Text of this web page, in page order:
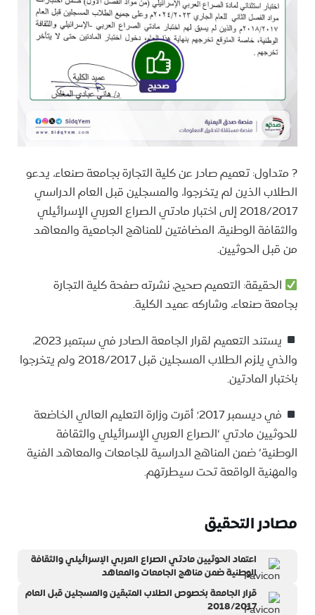
? متداول: تعميم صادر عن كلية التجارة بجامعة صنعاء، يدعو
الطلاب الذين لم يتخرجوا، والمسجلين قبل العام الدراسي
2018/2017 إلى اختبار مادتي الصراع العربي الإسرائيلي
والثقافة الوطنية، المضافتين للمناهج الجامعية والمعاهد
من قبل الحوثيين.
الحقيقة: التعميم صحيح، نشرته صفحة كلية التجارة
بجامعة صنعاء، وشاركه عميد الكلية.
يستند التعميم لقرار الجامعة الصادر في سبتمبر 2023،
والذي يلزم الطلاب المسجلين قبل 2018/2017 ولم يتخرجوا
باختبار المادتين.
في ديسمبر 2017؛ أقرت وزارة التعليم العالي الخاضعة
للحوثيين مادتي ‘الصراع العربي الإسرائيلي والثقافة
الوطنية’ ضمن المناهج الدراسية للجامعات والمعاهد الفنية
والمهنية الواقعة تحت سيطرتهم.
مصادر التحقيق
اعتماد الحوثيين مادتي الصراع العربي الإسرائيلي والثقافة
الوطنية ضمن مناهج الجامعات والمعاهد
قرار الجامعة بخصوص الطلاب المتبقين والمسجلين قبل العام
2018/2017